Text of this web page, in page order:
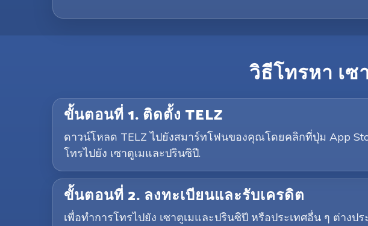
วิธีโทรหา เ
ขั้นตอนที่ 1. ติดตั้ง TELZ
ดาวน์โหลด TELZ ไปยังสมาร์ทโฟนของคุณโดยคลิกที่ปุ่ม App
โทรไปยัง เซาตูเมและปรินซิปี.
ขั้นตอนที่ 2. ลงทะเบียนและรับเครดิต
เพื่อทำการโทรไปยัง เซาตูเมและปรินซิปี หรือประเทศอื่น ๆ ต่า